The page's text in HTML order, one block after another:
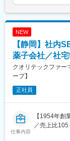
変更の範囲
＜当社の有
長年積み上
コストを最
製造できる
AI向け等先
レジストや
NEW
【静岡】社内
薬子会社／社
クオリテックファー
ープ】
正社員
仕事内容
【1954年
／売上比